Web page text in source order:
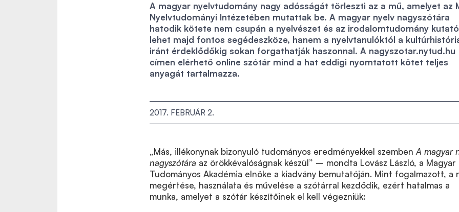
A magyar nyelvtudomány nagy adósságát törleszti az a mű, amelyet az
Nyelvtudományi Intézetében mutattak be. A magyar nyelv nagyszótára
hatodik kötete nem csupán a nyelvészet és az irodalomtudomány
lehet majd fontos segédeszköze, hanem a nyelvtanulóktól a
iránt érdeklődőkig sokan forgathatják haszonnal. A nagyszotar.nytud.hu
címen elérhető online szótár mind a hat eddigi nyomtatott kötet teljes
anyagát tartalmazza.
2017. FEBRUÁR 2.
„Más, illékonynak bizonyuló tudományos eredményekkel szemben A magyar
nagyszótára az örökkévalóságnak készül” – mondta Lovász László, a Magyar
Tudományos Akadémia elnöke a kiadvány bemutatóján. Mint fogalmazott, a
megértése, használata és művelése a szótárral kezdődik, ezért hatalmas a
munka, amelyet a szótár készítőinek el kell végezniük: